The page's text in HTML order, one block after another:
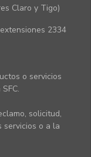
Claro y Tigo)
2334
o servicios
solicitud,
servicios o a la